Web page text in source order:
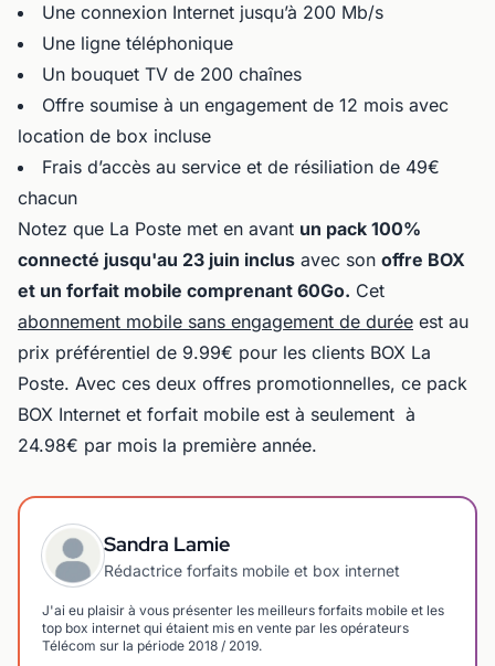
Une connexion Internet jusqu’à 200 Mb/s
Une ligne téléphonique
Un bouquet TV de 200 chaînes
Offre soumise à un engagement de 12 mois avec
location de box incluse
Frais d’accès au service et de résiliation de 49€
chacun
Notez que La Poste met en avant un pack 100%
connecté jusqu'au 23 juin inclus avec son offre BOX
et un forfait mobile comprenant 60Go. Cet
abonnement mobile sans engagement de durée est au
prix préférentiel de 9.99€ pour les clients BOX La
Poste. Avec ces deux offres promotionnelles, ce pack
BOX Internet et forfait mobile est à seulement à
24.98€ par mois la première année.
Sandra Lamie
Rédactrice forfaits mobile et box internet
J'ai eu plaisir à vous présenter les meilleurs forfaits mobile et les
top box internet qui étaient mis en vente par les opérateurs
Télécom sur la période 2018 / 2019.